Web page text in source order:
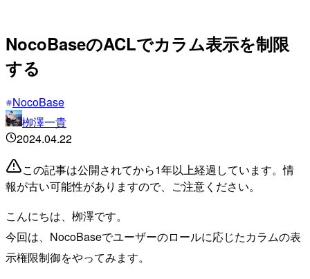
NocoBaseのACLでカラム表示を制限
する
NocoBase
栁澤一貴
2024.04.22
この記事は公開されてから1年以上経過しています。情
報が古い可能性がありますので、ご注意ください。
こんにちは、栁澤です。
今回は、NocoBaseでユーザーのロールに応じたカラムの表
示権限制御をやってみます。